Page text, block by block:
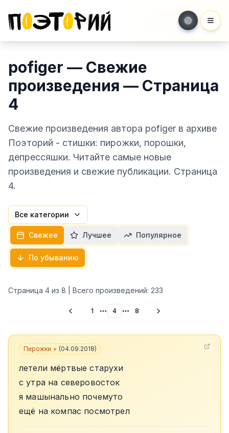
pofiger — Свежие
произведения — Страница
4
Свежие произведения автора pofiger в архиве
Поэторий - стишки: пирожки, порошки,
депрессяшки. Читайте самые новые
произведения и свежие публикации. Страница
4.
Все категории
Свежее Лучшее Популярное
По убыванию
Страница 4 из 8 | Всего произведений: 233
1 More pages
4 More pages
8
Пирожки + (04.09.2018)
летели мёртвые старухи
с утра на северовосток
я машынально почемуто
ещё на компас посмотрел